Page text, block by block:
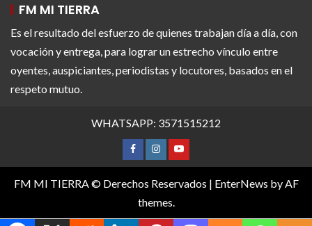
FM MI TIERRA
Es el resultado del esfuerzo de quienes trabajan día a día, con
vocación y entrega, para lograr un estrecho vínculo entre
oyentes, auspiciantes, periodistas y locutores, basados en el
respeto mutuo.
WHATSAPP: 3571515212
FM MI TIERRA © Derechos Reservados | EnterNews by AF
themes.